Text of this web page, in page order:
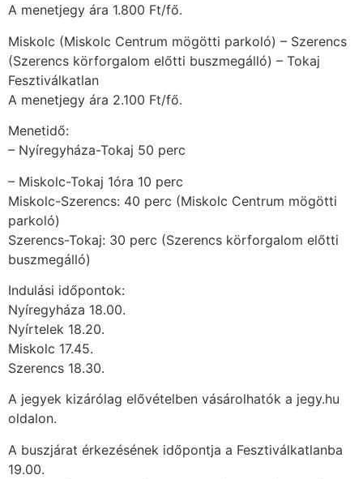
A menetjegy ára 1.800 Ft/fő.
Miskolc (Miskolc Centrum mögötti parkoló) – Szerencs
(Szerencs körforgalom előtti buszmegálló) – Tokaj
Fesztiválkatlan
A menetjegy ára 2.100 Ft/fő.
Menetidő:
– Nyíregyháza-Tokaj 50 perc
– Miskolc-Tokaj 1óra 10 perc
Miskolc-Szerencs: 40 perc (Miskolc Centrum mögötti
parkoló)
Szerencs-Tokaj: 30 perc (Szerencs körforgalom előtti
buszmegálló)
Indulási időpontok:
Nyíregyháza 18.00.
Nyírtelek 18.20.
Miskolc 17.45.
Szerencs 18.30.
A jegyek kizárólag elővételben vásárolhatók a jegy.hu
oldalon.
A buszjárat érkezésének időpontja a Fesztiválkatlanba
19.00.